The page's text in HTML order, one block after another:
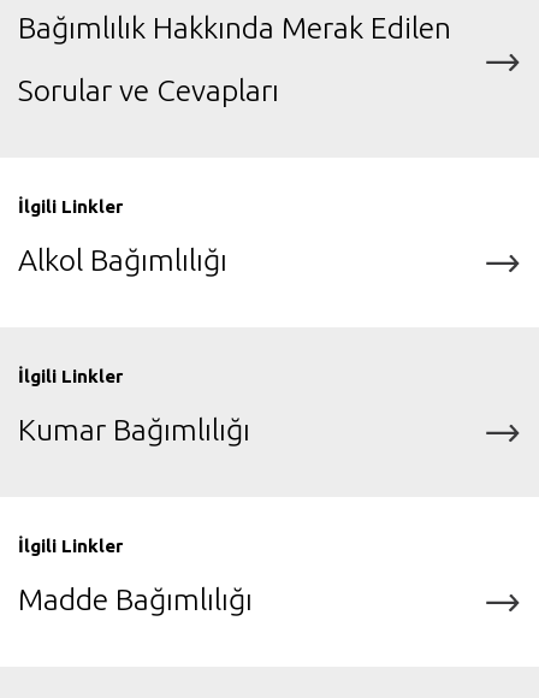
Bağımlılık Hakkında Merak Edilen
Sorular ve Cevapları
İlgili Linkler
Alkol Bağımlılığı
İlgili Linkler
Kumar Bağımlılığı
İlgili Linkler
Madde Bağımlılığı